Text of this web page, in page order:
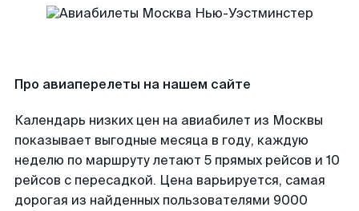
Про авиаперелеты на нашем сайте
Календарь низких цен на авиабилет из Москвы
показывает выгодные месяца в году, каждую
неделю по маршруту летают 5 прямых рейсов и 10
рейсов с пересадкой. Цена варьируется, самая
дорогая из найденных пользователями 9000